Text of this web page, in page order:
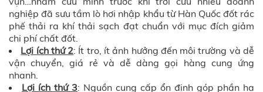
nghiệp đã sưu tầm lò hơi nhập khẩu từ Hàn Quốc đốt rác
phế thải ra khí thải sạch đạt chuẩn với mục đích giảm
chi phí chất đốt.
Lợi ích thứ 2: Ít tro, ít ảnh hưởng đến môi trường và dễ
vận chuyển, giá rẻ và dễ dàng gọi hàng cung ứng
nhanh.
Lợi ích thứ 3: Nguồn cung cấp ổn định góp phần hạ